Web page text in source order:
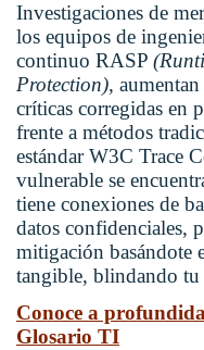
Investigaciones de
los equipos de
continuo RASP
Protection),
críticas corregidas en
frente a métodos
estándar W3C Trace
vulnerable se
tiene conexiones de
datos confidenciales,
mitigación basándote
tangible, blindando
Conoce a
Glosario TI